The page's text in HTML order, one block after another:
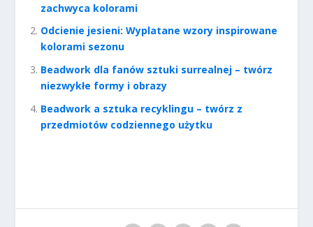
zachwyca kolorami
Odcienie jesieni: Wyplatane wzory inspirowane
kolorami sezonu
Beadwork dla fanów sztuki surrealnej – twórz
niezwykłe formy i obrazy
Beadwork a sztuka recyklingu – twórz z
przedmiotów codziennego użytku